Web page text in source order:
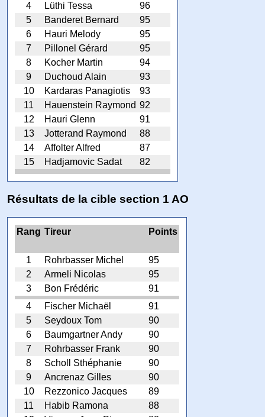
4
Lüthi Tessa
96
5
Banderet Bernard
95
6
Hauri Melody
95
7
Pillonel Gérard
95
8
Kocher Martin
94
9
Duchoud Alain
93
10
Kardaras Panagiotis
93
11
Hauenstein Raymond 92
12
Hauri Glenn
91
13
Jotterand Raymond
88
14
Affolter Alfred
87
15
Hadjamovic Sadat 82
Résultats de la cible section 1 AO
Rang Tireur Points
1 Rohrbasser Michel
95
2
Armeli Nicolas
95
3
Bon Frédéric
91
4
Fischer Michaël
91
5
Seydoux Tom
90
6
Baumgartner Andy
90
7
Rohrbasser Frank
90
8
Scholl Sthéphanie
90
9
Ancrenaz Gilles
90
10
Rezzonico Jacques
89
11
Habib Ramona
88